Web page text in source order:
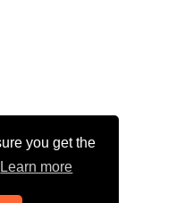
you get the
Learn more